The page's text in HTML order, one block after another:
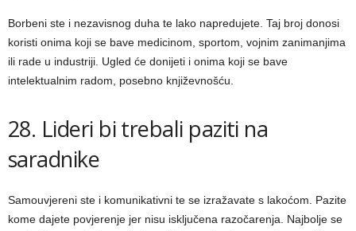
Borbeni ste i nezavisnog duha te lako napredujete. Taj broj donosi
koristi onima koji se bave medicinom, sportom, vojnim zanimanjima
ili rade u industriji. Ugled će donijeti i onima koji se bave
intelektualnim radom, posebno književnošću.
28. Lideri bi trebali paziti na
saradnike
Samouvjereni ste i komunikativni te se izražavate s lakoćom. Pazite
kome dajete povjerenje jer nisu isključena razočarenja. Najbolje se